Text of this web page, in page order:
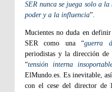
SER nunca se juega solo a
poder y a la influencia”.
Mucientes no duda en
SER como una “guerra
periodistas y la dirección de
“tensión interna
ElMundo.es. Es inevitable,
con el cese del director de